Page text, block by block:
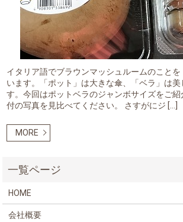
イタリア語でブラウンマッシュルームのこと
います。「ポット」は大きな傘、「ベラ」は
す。今回はポットベラのジャンボサイズをご
付の写真を見比べてください。 さすがにジ […]
MORE
HOME
会社概要